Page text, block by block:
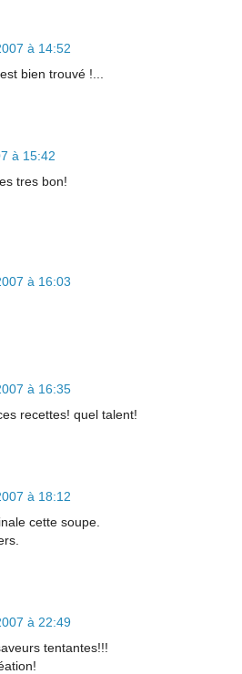
à 14:52
bien trouvé !...
à 15:42
tres bon!
à 16:03
à 16:35
recettes! quel talent!
à 18:12
cette soupe.
à 22:49
tentantes!!!